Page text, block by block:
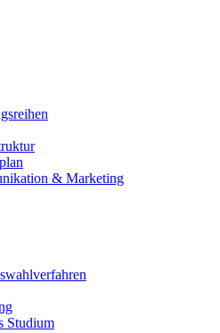
& Marketing
Studium